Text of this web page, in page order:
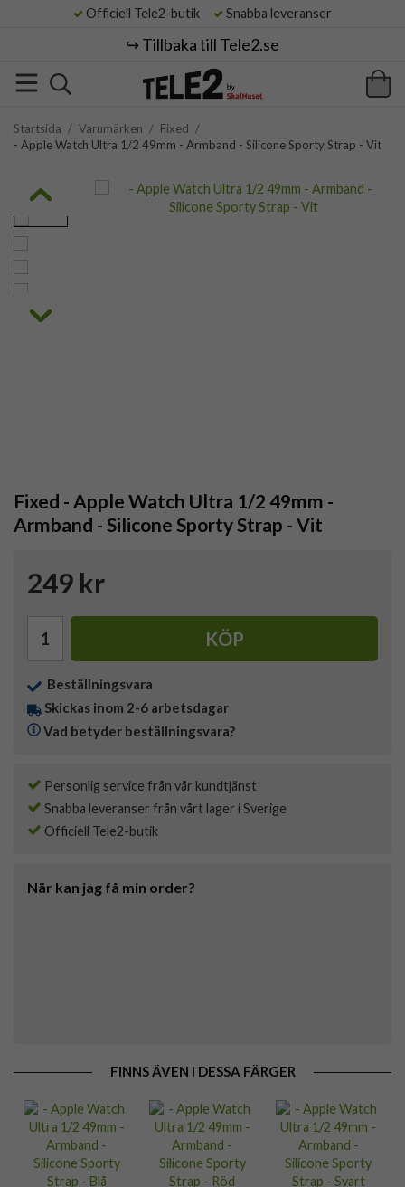
Officiell Tele2-butik Snabba leveranser
↪️ Tillbaka till Tele2.se
Startsida / Varumärken / Fixed /
- Apple Watch Ultra 1/2 49mm - Armband - Silicone Sporty Strap - Vit
Fixed - Apple Watch Ultra 1/2 49mm -
Armband - Silicone Sporty Strap - Vit
249 kr
KÖP
Beställningsvara
Skickas inom 2-6 arbetsdagar
Vad betyder beställningsvara?
Personlig service från vår kundtjänst
Snabba leveranser från vårt lager i Sverige
Officiell Tele2-butik
När kan jag få min order?
FINNS ÄVEN I DESSA FÄRGER